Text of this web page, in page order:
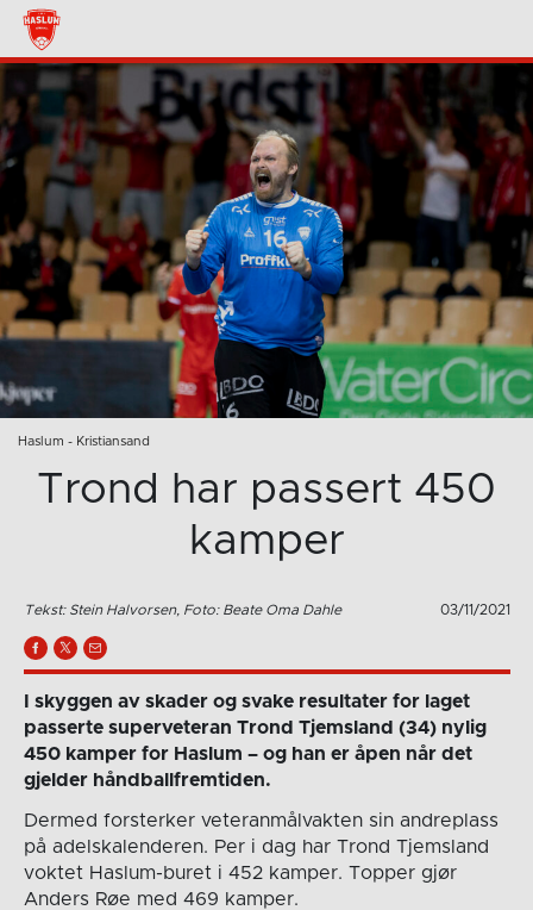
Haslum - Kristiansand
Trond har passert 450
kamper
Tekst: Stein Halvorsen, Foto: Beate Oma Dahle 03/11/2021
I skyggen av skader og svake resultater for laget
passerte superveteran Trond Tjemsland (34) nylig
450 kamper for Haslum – og han er åpen når det
gjelder håndballfremtiden.
Dermed forsterker veteranmålvakten sin andreplass
på adelskalenderen. Per i dag har Trond Tjemsland
voktet Haslum-buret i 452 kamper. Topper gjør
Anders Røe med 469 kamper.